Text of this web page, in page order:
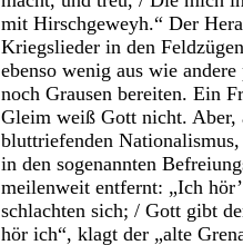
mit Hirschgeweyh.“ Der
Kriegslieder in den
ebenso wenig aus wie
noch Grausen bereiten. Ein
Gleim weiß Gott nicht. Aber,
bluttriefenden
in den sogenannten
meilenweit entfernt: „Ich
schlachten sich; / Gott gibt
hör ich“, klagt der „alte